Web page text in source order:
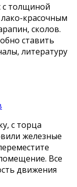
с толщиной
красочным
сколов.
ставить
литературу
с торца
железные
Все
движения